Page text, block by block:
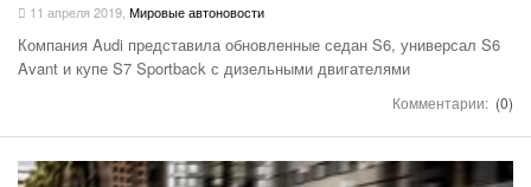
11 апреля 2019 Мировые автоновости
Компания Audi представила обновленные седан S6, универсал S6
Avant и купе S7 Sportback с дизельными двигателями
Комментарии: (0)